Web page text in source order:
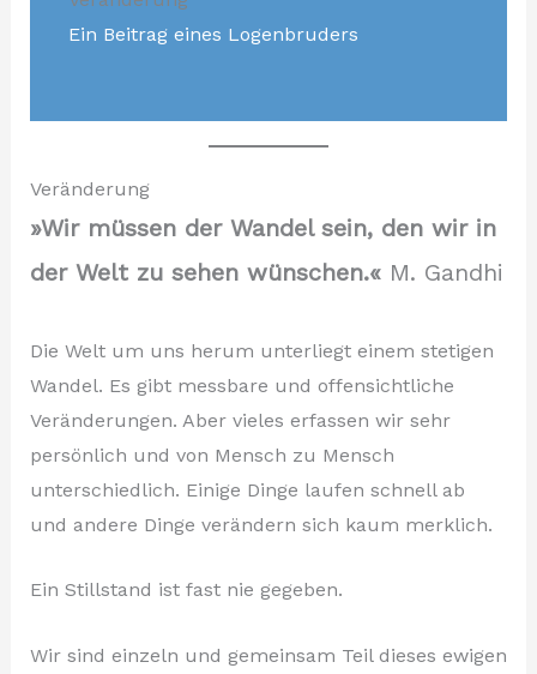
Ein Beitrag eines Logenbruders
Veränderung
»Wir müssen der Wandel sein, den wir in
der Welt zu sehen wünschen.« M. Gandhi
Die Welt um uns herum unterliegt einem stetigen
Wandel. Es gibt messbare und offensichtliche
Veränderungen. Aber vieles erfassen wir sehr
persönlich und von Mensch zu Mensch
unterschiedlich. Einige Dinge laufen schnell ab
und andere Dinge verändern sich kaum merklich.
Ein Stillstand ist fast nie gegeben.
Wir sind einzeln und gemeinsam Teil dieses ewigen